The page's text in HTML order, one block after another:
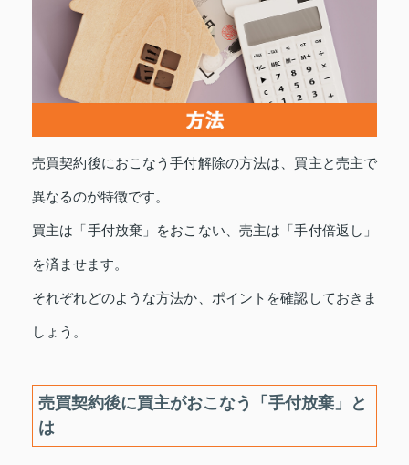
売買契約後におこなう手付解除の方法は、買主と売主で
異なるのが特徴です。
買主は「手付放棄」をおこない、売主は「手付倍返し」
を済ませます。
それぞれどのような方法か、ポイントを確認しておきま
しょう。
売買契約後に買主がおこなう「手付放棄」と
は